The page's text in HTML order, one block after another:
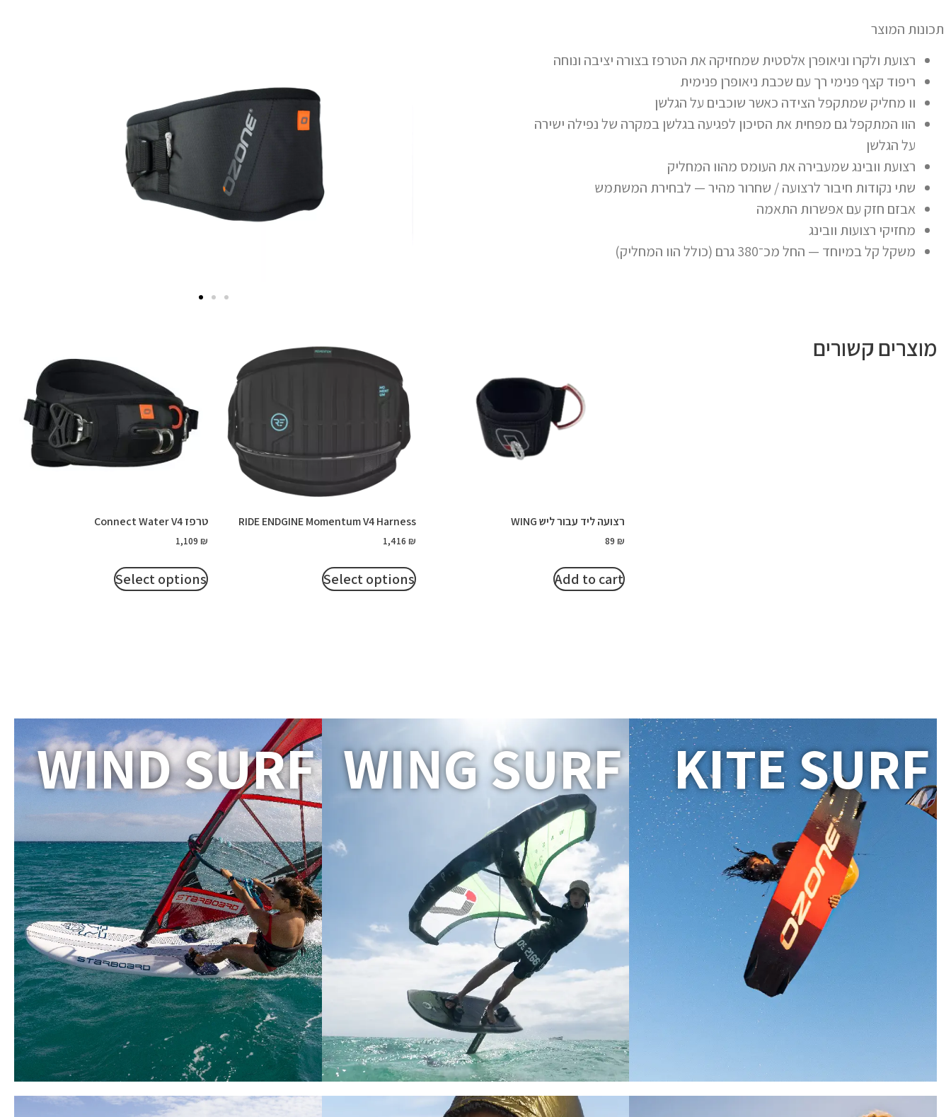
תכונות המוצר
רצועת ולקרו וניאופרן אלסטית שמחזיקה את הטרפז בצורה יציבה ונוחה
ריפוד קצף פנימי רך עם שכבת ניאופרן פנימית
וו מחליק שמתקפל הצידה כאשר שוכבים על הגלשן
הוו המתקפל גם מפחית את הסיכון לפגיעה בגלשן במקרה של נפילה ישירה
על הגלשן
רצועת וובינג שמעבירה את העומס מהוו המחליק
שתי נקודות חיבור לרצועה / שחרור מהיר — לבחירת המשתמש
אבזם חזק עם אפשרות התאמה
מחזיקי רצועות וובינג
משקל קל במיוחד — החל מכ־380 גרם (כולל הוו המחליק)
מוצרים קשורים
רצועה ליד עבור ליש WING
89 ₪
Add to cart
RIDE ENDGINE Momentum V4 Harness
1,416 ₪
Select options
טרפז Connect Water V4
1,109 ₪
Select options
KITE SURF
WING SURF
WIND SURF